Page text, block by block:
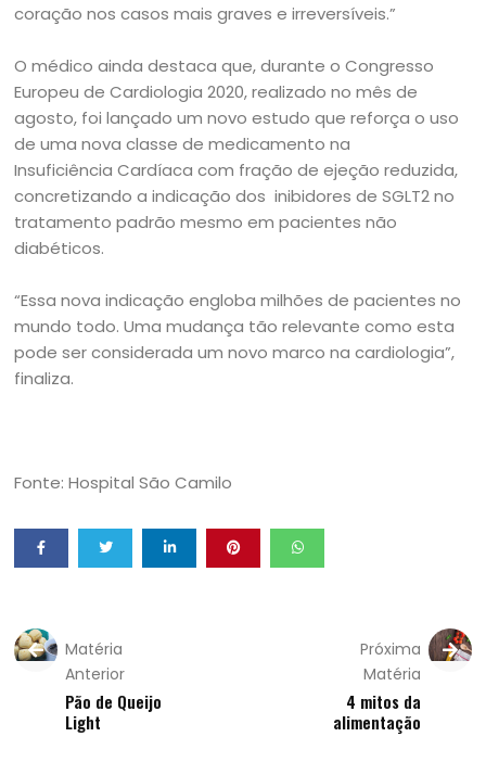
coração nos casos mais graves e irreversíveis.”
O médico ainda destaca que, durante o Congresso
Europeu de Cardiologia 2020, realizado no mês de
agosto, foi lançado um novo estudo que reforça o uso
de uma nova classe de medicamento na
Insuficiência Cardíaca com fração de ejeção reduzida,
concretizando a indicação dos inibidores de SGLT2 no
tratamento padrão mesmo em pacientes não
diabéticos.
“Essa nova indicação engloba milhões de pacientes no
mundo todo. Uma mudança tão relevante como esta
pode ser considerada um novo marco na cardiologia”,
finaliza.
Fonte: Hospital São Camilo
Matéria
Anterior
Pão de Queijo
Light
Próxima
Matéria
4 mitos da
alimentação